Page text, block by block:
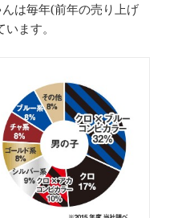
は毎年(前年の売り上げ
ます。